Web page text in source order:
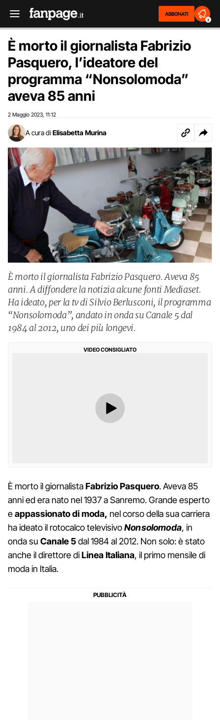
ABBONATI
2
È morto il giornalista Fabrizio
Pasquero, l’ideatore del
programma “Nonsolomoda”
aveva 85 anni
2 Maggio 2023 11:12
A cura di Elisabetta Murina
È morto il giornalista Fabrizio Pasquero. Aveva 85
anni. A diffondere la notizia alcune fonti Mediaset.
Ha ideato, per la tv di Silvio Berlusconi, il programma
“Nonsolomoda”, andato in onda su Canale 5 dal
1984 al 2012, uno dei più longevi.
VIDEO CONSIGLIATO
È morto il giornalistaFabrizioPasquero. Aveva 85
anni ed era nato nel 1937 a Sanremo. Grande esperto
eappassionato di moda, nel corso della sua carriera
ha ideato il rotocalco televisivoNonsolomoda, in
onda su Canale 5dal 1984 al 2012. Non solo: è stato
anche il direttore diLinea Italiana, il primo mensile di
moda in Italia.